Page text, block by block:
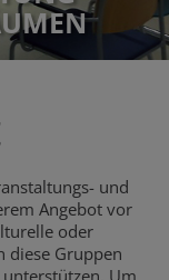
und
Angebot vor
oder
diese Gruppen
Um